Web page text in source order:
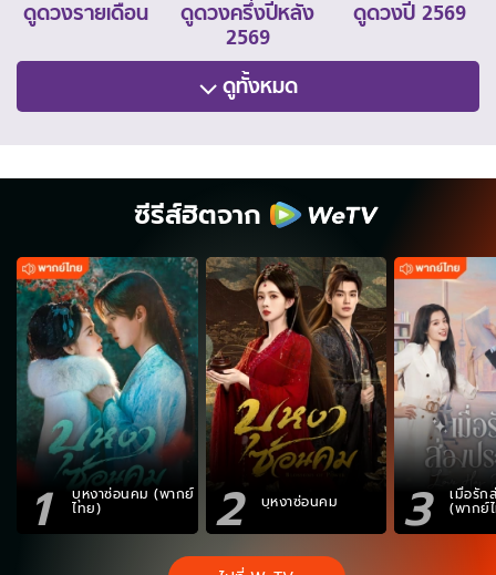
ดูดวงรายเดือน
ดูดวงครึ่งปีหลัง
2569
ดูดวงปี 2569
ดูทั้งหมด
ซีรีส์ฮิตจาก
1 บุหงาซ่อนคม (พากย์
ไทย) 2 บุหงาซ่อนคม 3 เมื่อรัก
(พากย์